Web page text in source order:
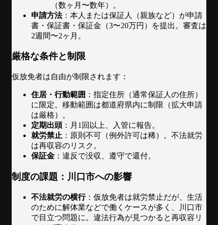
（数ヶ月〜数年）。
申請方法：本人または保証人（親族など）が申請
書・保証書・保証金（3〜20万円）を提出。審査は
2週間〜2ヶ月。
厳格な条件と制限
仮放免者は自由が制限されます：
住居・行動範囲 ：指定住所（通常保証人の住所）
に限定。移動範囲は都道府県内に制限（拡大申請
は厳格）。
定期出頭 ：月1回以上、入管に報告。
就労禁止 ：原則不可（例外許可は稀）。不法就労
は再収容のリスク。
保証金 ：違反で没収、遵守で還付。
制度の課題：川口市への影響
不法就労の横行：仮放免者は就労禁止だが、生活
のために解体業などで働くケースが多く、川口市
で目立つ問題に。違法行為が見つかると再収容リ